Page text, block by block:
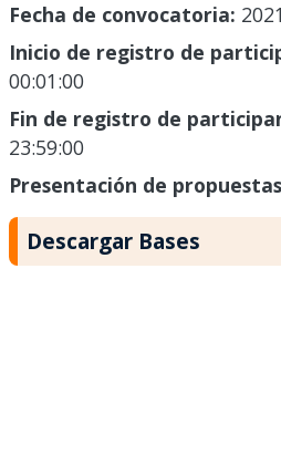
Fecha de convocatoria:
Inicio de registro de
00:01:00
Fin de registro de
23:59:00
Presentación de
Descargar Bases